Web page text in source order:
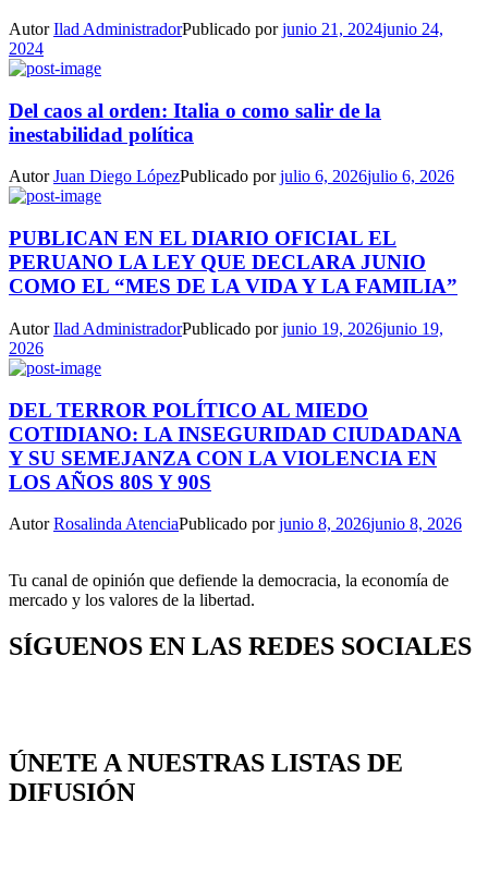
AutorIlad AdministradorPublicado porjunio 21, 2024junio 24,
2024
Del caos al orden: Italia o como salir de la
inestabilidad política
AutorJuan Diego LópezPublicado porjulio 6, 2026julio 6, 2026
PUBLICAN EN EL DIARIO OFICIAL EL
PERUANO LA LEY QUE DECLARA JUNIO
COMO EL “MES DE LA VIDA Y LA FAMILIA”
AutorIlad AdministradorPublicado porjunio 19, 2026junio 19,
2026
DEL TERROR POLÍTICO AL MIEDO
COTIDIANO: LA INSEGURIDAD CIUDADANA
Y SU SEMEJANZA CON LA VIOLENCIA EN
LOS AÑOS 80S Y 90S
AutorRosalinda AtenciaPublicado porjunio 8, 2026junio 8, 2026
Tu canal de opinión que defiende la democracia, la economía de
mercado y los valores de la libertad.
SÍGUENOS EN LAS REDES SOCIALES
ÚNETE A NUESTRAS LISTAS DE
DIFUSIÓN